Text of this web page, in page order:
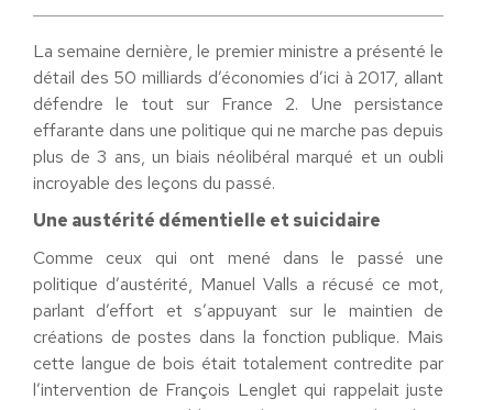
La semaine dernière, le premier ministre a présenté le
détail des 50 milliards d’économies d’ici à 2017, allant
défendre le tout sur France 2. Une persistance
effarante dans une politique qui ne marche pas depuis
plus de 3 ans, un biais néolibéral marqué et un oubli
incroyable des leçons du passé.
Une austérité démentielle et suicidaire
Comme ceux qui ont mené dans le passé une
politique d’austérité, Manuel Valls a récusé ce mot,
parlant d’effort et s’appuyant sur le maintien de
créations de postes dans la fonction publique. Mais
cette langue de bois était totalement contredite par
l’intervention de François Lenglet qui rappelait juste